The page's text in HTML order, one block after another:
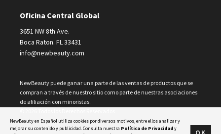
Oficina Central Global
3651 NW 8th Ave.
Boca Raton. FL 33431
info@newbeauty.com
NewBeauty puede ganar una parte de las ventas de productos que se
compran a través de nuestro sitio como parte de nuestras asociaciones
de afiliación con minoristas.
NewBeauty en Español utiliza cookies por diversos motivos, entre ellos analizar y
mejorar su contenido y publicidad. Consulta nuestra Política de Privacidady